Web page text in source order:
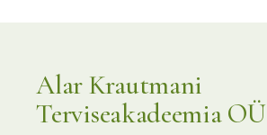
Alar Krautmani
Terviseakadeemia OÜ